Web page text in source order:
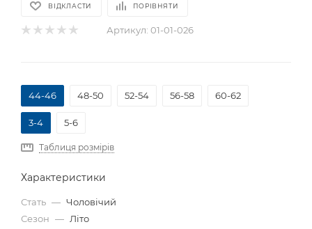
ВІДКЛАСТИ ПОРІВНЯТИ
Артикул: 01-01-026
44-46 48-50 52-54 56-58 60-62
3-4 5-6
Таблиця розмірів
Характеристики
Стать — Чоловічий
Сезон — Літо